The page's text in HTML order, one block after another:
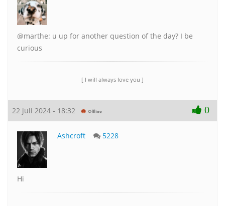
@marthe: u up for another question of the day? I be
curious
[ I will always love you ]
22 juli 2024 - 18:32 0
Ashcroft 5228
Hi